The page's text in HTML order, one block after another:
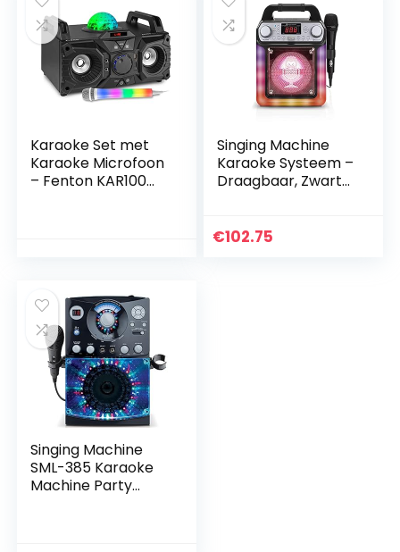
Karaoke Set met
Karaoke Microfoon
– Fenton KAR100
Speler
Singing Machine
Karaoke Systeem –
Draagbaar, Zwart
€102.75
Singing Machine
SML-385 Karaoke
Machine Party